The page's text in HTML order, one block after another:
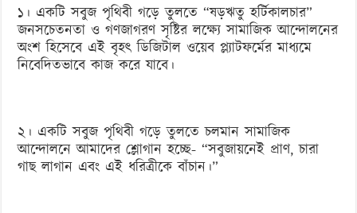
১। একটি সবুজ পৃথিবী গড়ে তুলতে “ষড়ঋতু হর্টিকালচার”
জনসচেতনতা ও গণজাগরণ সৃষ্টির লক্ষ্যে সামাজিক আন্দোলনের
অংশ হিসেবে এই বৃহৎ ডিজিটাল ওয়েব প্ল্যাটফর্মের মাধ্যমে
নিবেদিতভাবে কাজ করে যাবে।
২। একটি সবুজ পৃথিবী গড়ে তুলতে চলমান সামাজিক
আন্দোলনে আমাদের শ্লোগান হচ্ছে- “সবুজায়নেই প্রাণ, চারা
গাছ লাগান এবং এই ধরিত্রীকে বাঁচান।”